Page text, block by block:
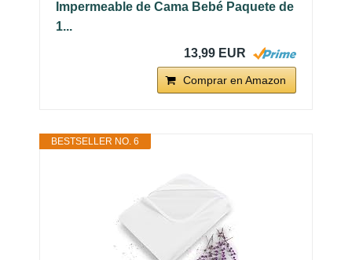
Impermeable de Cama Bebé Paquete de
1...
13,99 EUR
Comprar en Amazon
BESTSELLER NO. 6